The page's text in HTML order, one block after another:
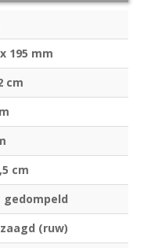
195 mm
cm
cm
gedompeld
(ruw)